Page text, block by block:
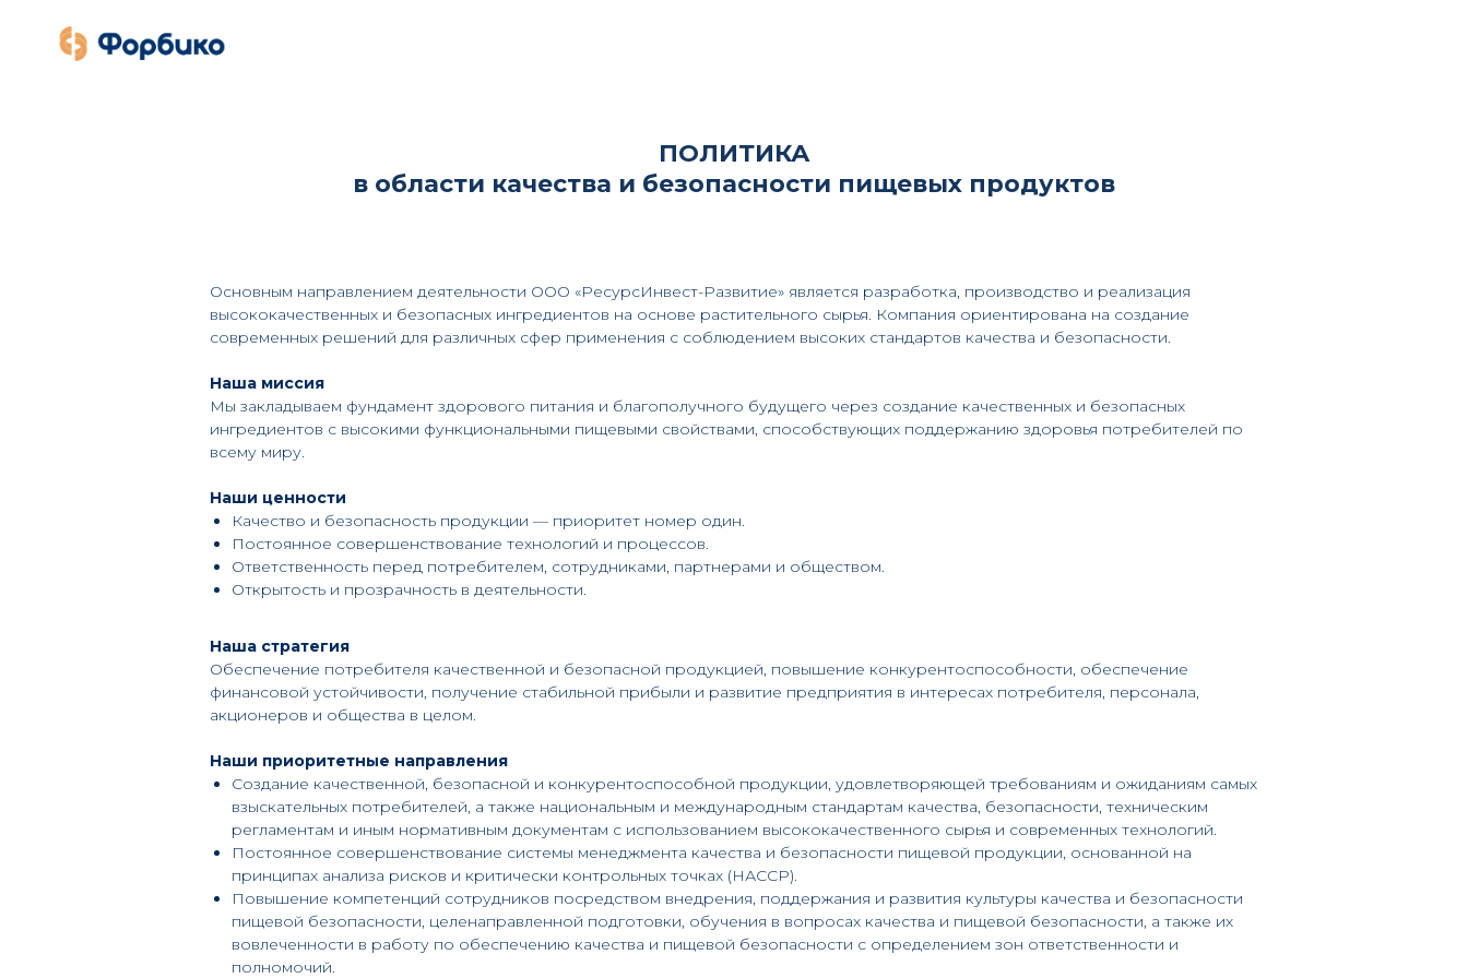
ПОЛИТИКА
в области качества и безопасности пищевых продуктов
Основным направлением деятельности ООО «РесурсИнвест-Развитие» является разработка, производство и реализация
высококачественных и безопасных ингредиентов на основе растительного сырья. Компания ориентирована на создание
современных решений для различных сфер применения с соблюдением высоких стандартов качества и безопасности.
Наша миссия
Мы закладываем фундамент здорового питания и благополучного будущего через создание качественных и безопасных
ингредиентов с высокими функциональными пищевыми свойствами, способствующих поддержанию здоровья потребителей по
всему миру.
Наши ценности
Качество и безопасность продукции — приоритет номер один.
Постоянное совершенствование технологий и процессов.
Ответственность перед потребителем, сотрудниками, партнерами и обществом.
Открытость и прозрачность в деятельности.
Наша стратегия
Обеспечение потребителя качественной и безопасной продукцией, повышение конкурентоспособности, обеспечение
финансовой устойчивости, получение стабильной прибыли и развитие предприятия в интересах потребителя, персонала,
акционеров и общества в целом.
Наши приоритетные направления
Создание качественной, безопасной и конкурентоспособной продукции, удовлетворяющей требованиям и ожиданиям самых
взыскательных потребителей, а также национальным и международным стандартам качества, безопасности, техническим
регламентам и иным нормативным документам с использованием высококачественного сырья и современных технологий.
Постоянное совершенствование системы менеджмента качества и безопасности пищевой продукции, основанной на
принципах анализа рисков и критически контрольных точках (НАССР).
Повышение компетенций сотрудников посредством внедрения, поддержания и развития культуры качества и безопасности
пищевой безопасности, целенаправленной подготовки, обучения в вопросах качества и пищевой безопасности, а также их
вовлеченности в работу по обеспечению качества и пищевой безопасности с определением зон ответственности и
полномочий.